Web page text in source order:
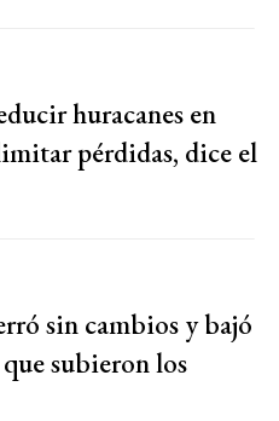
huracanes en
pérdidas, dice el
sin cambios y bajó
subieron los